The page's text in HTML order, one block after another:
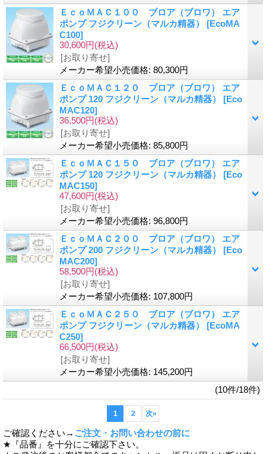
ＥｃｏＭＡＣ１００ ブロア（ブロワ） エア
ポンプ フジクリーン（マルカ精器） [EcoMA
C100]
30,600円(税込)
[お取り寄せ]
メーカー希望小売価格: 80,300円
ＥｃｏＭＡＣ１２０ ブロア（ブロワ） エア
ポンプ 120 フジクリーン（マルカ精器） [Eco
MAC120]
36,500円(税込)
[お取り寄せ]
メーカー希望小売価格: 85,800円
ＥｃｏＭＡＣ１５０ ブロア（ブロワ） エア
ポンプ 120 フジクリーン（マルカ精器） [Eco
MAC150]
47,600円(税込)
[お取り寄せ]
メーカー希望小売価格: 96,800円
ＥｃｏＭＡＣ２００ ブロア（ブロワ） エア
ポンプ 200 フジクリーン（マルカ精器） [Eco
MAC200]
58,500円(税込)
[お取り寄せ]
メーカー希望小売価格: 107,800円
ＥｃｏＭＡＣ２５０ ブロア（ブロワ） エア
ポンプ フジクリーン（マルカ精器） [EcoMA
C250]
66,500円(税込)
[お取り寄せ]
メーカー希望小売価格: 145,200円
(10件/18件)
1 2 次»
ご確認ください→ ご注文・お問い合わせの前に
★『品番』を十分にご確認下さい。